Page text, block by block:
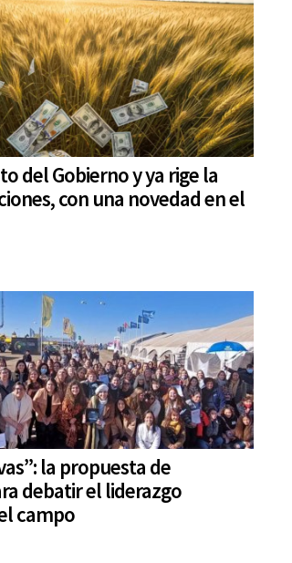
del Gobierno y ya rige la
con una novedad en el
la propuesta de
debatir el liderazgo
campo